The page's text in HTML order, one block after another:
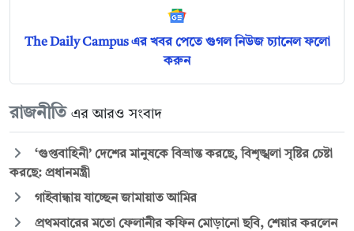
The Daily Campus এর খবর পেতে গুগল নিউজ চ্যানেল ফলো
করুন
রাজনীতি এর আরও সংবাদ
‘গুপ্তবাহিনী’ দেশের মানুষকে বিভ্রান্ত করছে, বিশৃঙ্খলা সৃষ্টির চেষ্টা
করছে: প্রধানমন্ত্রী
গাইবান্ধায় যাচ্ছেন জামায়াত আমির
প্রথমবারের মতো ফেলানীর কফিন মোড়ানো ছবি, শেয়ার করলেন